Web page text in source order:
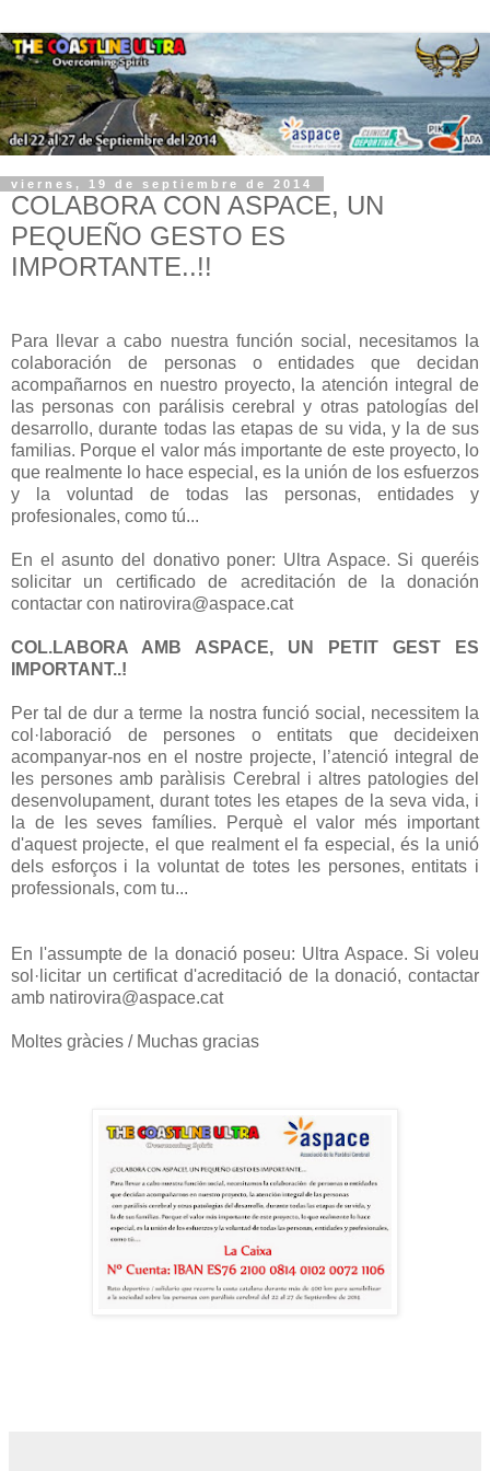
viernes, 19 de septiembre de 2014
COLABORA CON ASPACE, UN
PEQUEÑO GESTO ES
IMPORTANTE..!!
Para llevar a cabo nuestra función social, necesitamos la
colaboración de personas o entidades que decidan
acompañarnos en nuestro proyecto, la atención integral de
las personas con parálisis cerebral y otras patologías del
desarrollo, durante todas las etapas de su vida, y la de sus
familias. Porque el valor más importante de este proyecto, lo
que realmente lo hace especial, es la unión de los esfuerzos
y la voluntad de todas las personas, entidades y
profesionales, como tú...
En el asunto del donativo poner: Ultra Aspace. Si queréis
solicitar un certificado de acreditación de la donación
contactar con natirovira@aspace.cat
COL.LABORA AMB ASPACE, UN PETIT GEST ES
IMPORTANT..!
Per tal de dur a terme la nostra funció social, necessitem la
col·laboració de persones o entitats que decideixen
acompanyar-nos en el nostre projecte, l’atenció integral de
les persones amb paràlisis Cerebral i altres patologies del
desenvolupament, durant totes les etapes de la seva vida, i
la de les seves famílies. Perquè el valor més important
d'aquest projecte, el que realment el fa especial, és la unió
dels esforços i la voluntat de totes les persones, entitats i
professionals, com tu...
En l'assumpte de la donació poseu: Ultra Aspace. Si voleu
sol·licitar un certificat d'acreditació de la donació, contactar
amb natirovira@aspace.cat
Moltes gràcies / Muchas gracias